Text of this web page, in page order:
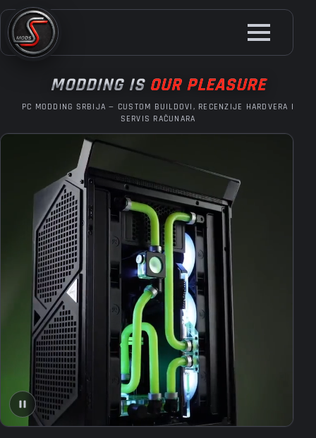
Skip
to
main
MODDING IS OUR PLEASURE
PC MODDING SRBIJA — CUSTOM BUILDOVI, RECENZIJE HARDVERA I
SERVIS RAČUNARA